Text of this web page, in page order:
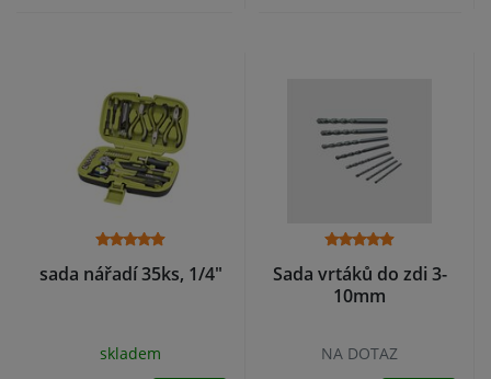
sada nářadí 35ks, 1/4"
skladem
Sada vrtáků do zdi 3-
10mm
NA DOTAZ